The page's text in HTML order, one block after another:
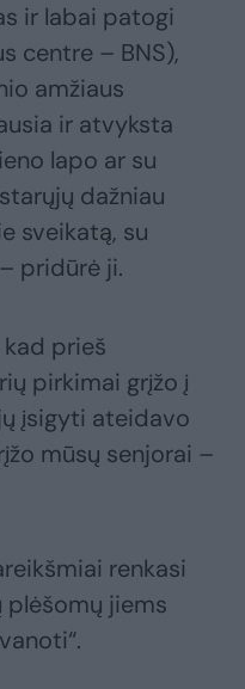
ir labai patogi
centre – BNS),
amžiaus
ir atvyksta
lapo ar su
dažniau
sveikatą, su
pridūrė ji.
kad prieš
pirkimai grįžo į
įsigyti ateidavo
mūsų senjorai –
renkasi
plėšomų jiems